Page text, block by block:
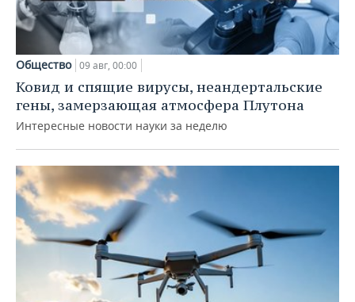
Общество 09 авг, 00:00
Ковид и спящие вирусы, неандертальские
гены, замерзающая атмосфера Плутона
Интересные новости науки за неделю